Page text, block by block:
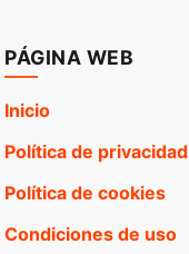
PÁGINA WEB
Inicio
Política de privacidad
Política de cookies
Condiciones de uso